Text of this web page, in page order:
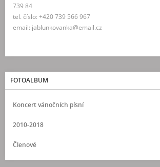
739 84
tel. číslo: +420 739 566 967
email: jablunkovanka@email.cz
FOTOALBUM
Koncert vánočních písní
2010-2018
Členové